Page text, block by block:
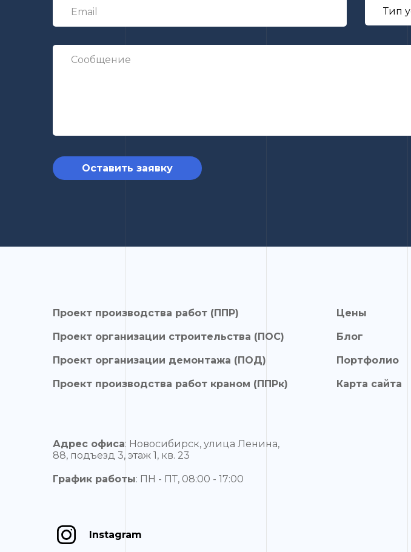
Оставить заявку
Проект производства работ (ППР)
Проект организации строительства (ПОС)
Проект организации демонтажа (ПОД)
Проект производства работ краном (ППРк)
Цены
Блог
Портфолио
Карта сайта
Адрес офиса: Новосибирск, улица Ленина,
88, подъезд 3, этаж 1, кв. 23
График работы: ПН - ПТ, 08:00 - 17:00
Instagram